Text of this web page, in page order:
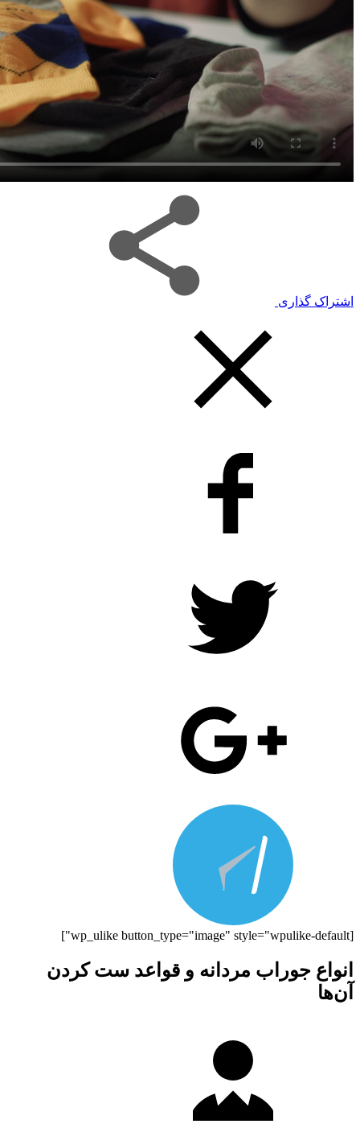
اشتراک گذاری
[wp_ulike button_type="image" style="wpulike-default"]
انواع جوراب مردانه و قواعد ست کردن
آن‌ها